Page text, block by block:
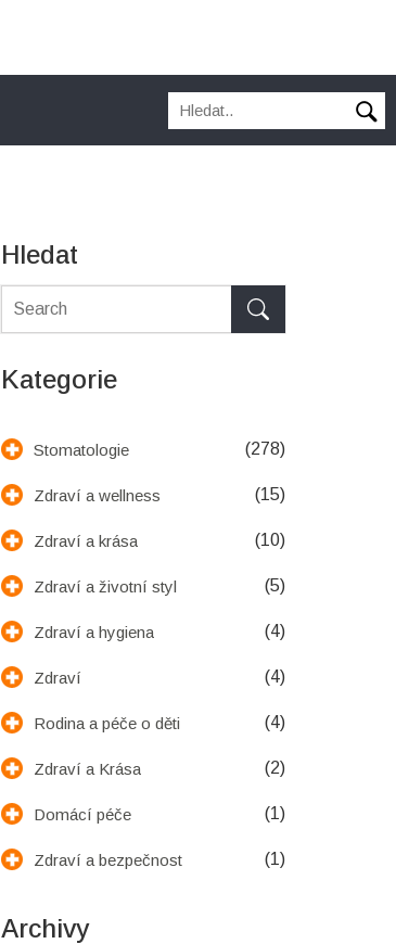
Hledat
Kategorie
Stomatologie (278)
Zdraví a wellness (15)
Zdraví a krása (10)
Zdraví a životní styl (5)
Zdraví a hygiena (4)
Zdraví (4)
Rodina a péče o děti (4)
Zdraví a Krása (2)
Domácí péče (1)
Zdraví a bezpečnost (1)
Archivy